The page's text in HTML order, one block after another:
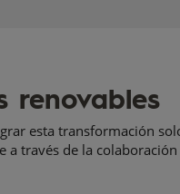
renovables
esta transformación
a través de la